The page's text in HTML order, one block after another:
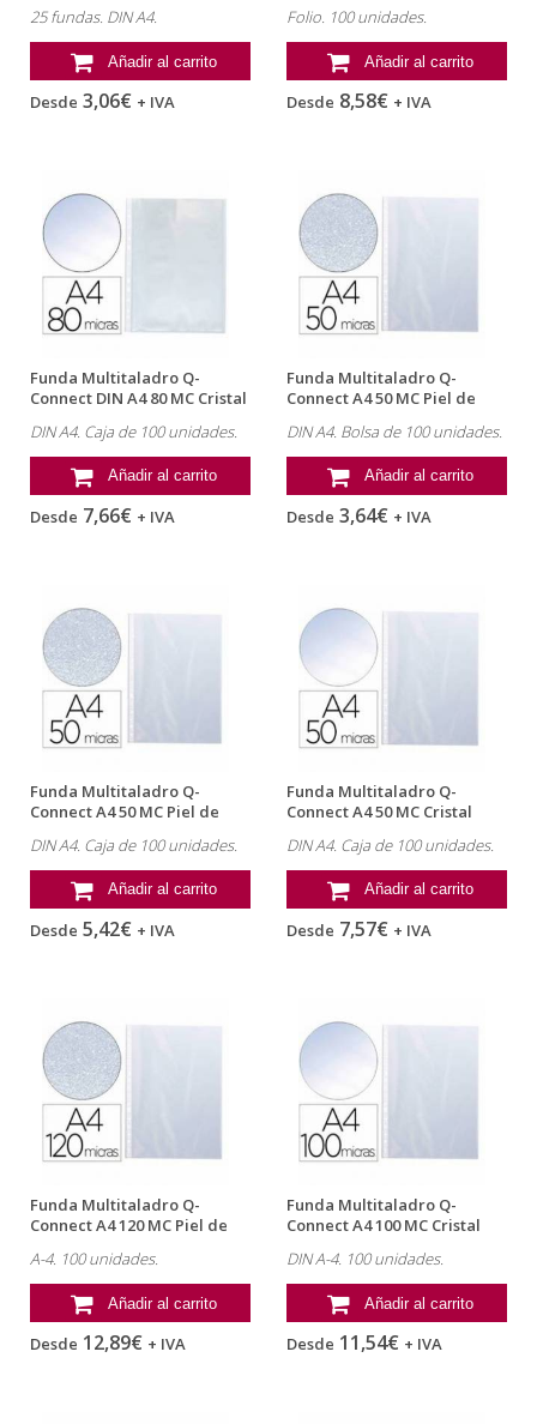
25 fundas. DIN A4.
Añadir al carrito
Desde 3,06€ + IVA
Folio. 100 unidades.
Añadir al carrito
Desde 8,58€ + IVA
Funda Multitaladro Q-
Connect DIN A4 80 MC Cristal
DIN A4. Caja de 100 unidades.
Añadir al carrito
Desde 7,66€ + IVA
Funda Multitaladro Q-
Connect A4 50 MC Piel de
DIN A4. Bolsa de 100 unidades.
Añadir al carrito
Desde 3,64€ + IVA
Funda Multitaladro Q-
Connect A4 50 MC Piel de
DIN A4. Caja de 100 unidades.
Añadir al carrito
Desde 5,42€ + IVA
Funda Multitaladro Q-
Connect A4 50 MC Cristal
DIN A4. Caja de 100 unidades.
Añadir al carrito
Desde 7,57€ + IVA
Funda Multitaladro Q-
Connect A4 120 MC Piel de
A-4. 100 unidades.
Añadir al carrito
Desde 12,89€ + IVA
Funda Multitaladro Q-
Connect A4 100 MC Cristal
DIN A-4. 100 unidades.
Añadir al carrito
Desde 11,54€ + IVA